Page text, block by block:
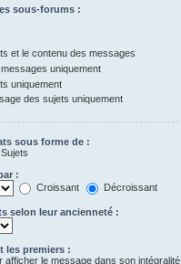
sous-forums :
et le contenu des messages
uniquement
uniquement
des sujets uniquement
sous forme de :
Sujets
:
Croissant
Décroissant
selon leur ancienneté :
les premiers :
afficher le message dans son intégralité.